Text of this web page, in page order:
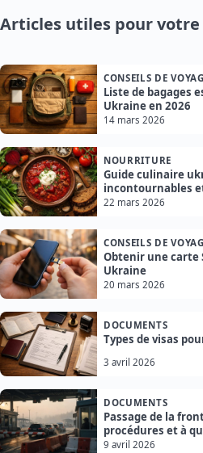
Articles utiles pour votre
CONSEILS DE
Liste de bagages
Ukraine en 2026
14 mars 2026
NOURRITURE
Guide culinaire
incontournables
22 mars 2026
CONSEILS DE
Obtenir une carte
Ukraine
20 mars 2026
DOCUMENTS
Types de visas
3 avril 2026
DOCUMENTS
Passage de la
procédures et à
9 avril 2026